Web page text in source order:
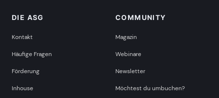
DIE ASG
Kontakt
Häufige Fragen
Förderung
Inhouse
COMMUNITY
Magazin
Webinare
Newsletter
Möchtest du umbuchen?